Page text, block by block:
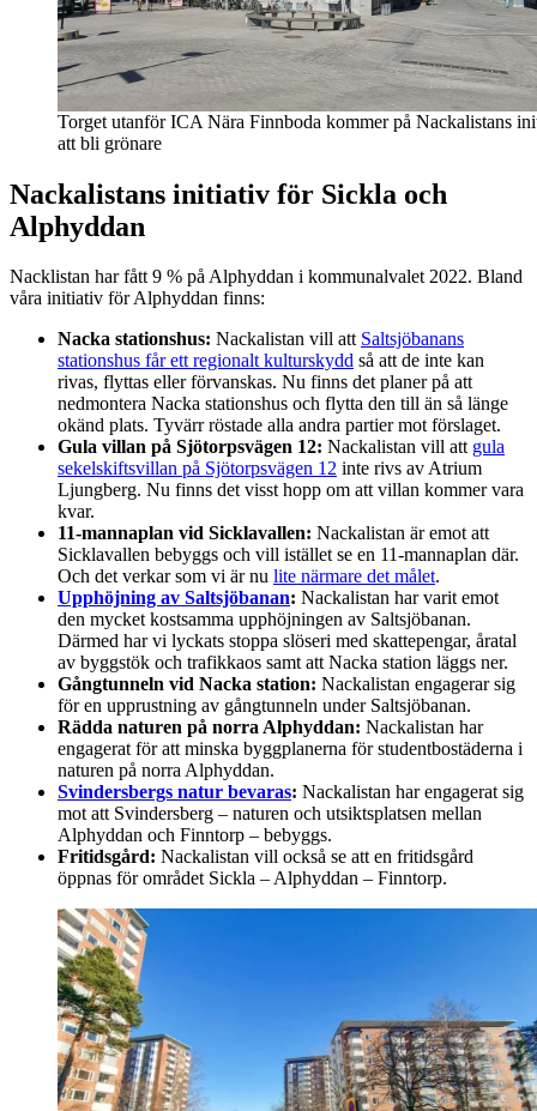
Torget utanför ICA Nära Finnboda kommer på Nackalistans
att bli grönare
Nackalistans initiativ för Sickla och
Alphyddan
Nacklistan har fått 9 % på Alphyddan i kommunalvalet 2022. Bland
våra initiativ för Alphyddan finns:
Nacka stationshus: Nackalistan vill att Saltsjöbanans
stationshus får ett regionalt kulturskydd så att de inte kan
rivas, flyttas eller förvanskas. Nu finns det planer på att
nedmontera Nacka stationshus och flytta den till än så länge
okänd plats. Tyvärr röstade alla andra partier mot förslaget.
Gula villan på Sjötorpsvägen 12: Nackalistan vill att gula
sekelskiftsvillan på Sjötorpsvägen 12 inte rivs av Atrium
Ljungberg. Nu finns det visst hopp om att villan kommer vara
kvar.
11-mannaplan vid Sicklavallen: Nackalistan är emot att
Sicklavallen bebyggs och vill istället se en 11-mannaplan där.
Och det verkar som vi är nu lite närmare det målet.
Upphöjning av Saltsjöbanan: Nackalistan har varit emot
den mycket kostsamma upphöjningen av Saltsjöbanan.
Därmed har vi lyckats stoppa slöseri med skattepengar, åratal
av byggstök och trafikkaos samt att Nacka station läggs ner.
Gångtunneln vid Nacka station: Nackalistan engagerar sig
för en upprustning av gångtunneln under Saltsjöbanan.
Rädda naturen på norra Alphyddan: Nackalistan har
engagerat för att minska byggplanerna för studentbostäderna i
naturen på norra Alphyddan.
Svindersbergs natur bevaras: Nackalistan har engagerat sig
mot att Svindersberg – naturen och utsiktsplatsen mellan
Alphyddan och Finntorp – bebyggs.
Fritidsgård: Nackalistan vill också se att en fritidsgård
öppnas för området Sickla – Alphyddan – Finntorp.